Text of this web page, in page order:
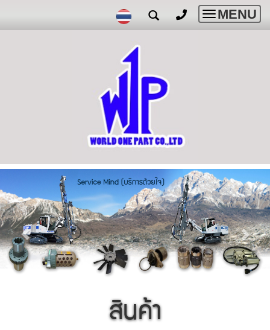
Toggle
MENU
สินค้า